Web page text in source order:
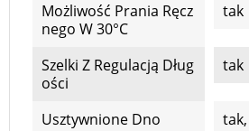
Możliwość Prania Ręcz
Nego W 30°C
tak
Szelki Z Regulacją Dług
Ości
tak
Usztywnione Dno